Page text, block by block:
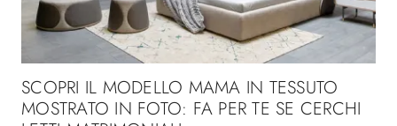
SCOPRI IL MODELLO MAMA IN TESSUTO
MOSTRATO IN FOTO: FA PER TE SE CERCHI